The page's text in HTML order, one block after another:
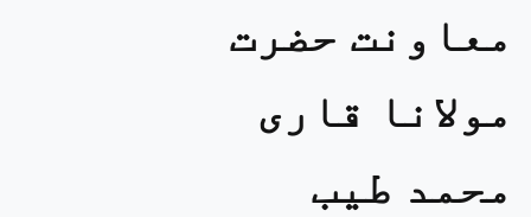
معاونت حضرت
مولانا قاری
محمد طیب